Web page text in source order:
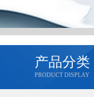
产品分类
PRODUCT DISPLAY